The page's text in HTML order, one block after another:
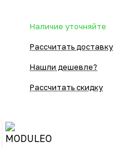
Наличие уточняйте
Рассчитать доставку
Нашли дешевле?
Рассчитать скидку